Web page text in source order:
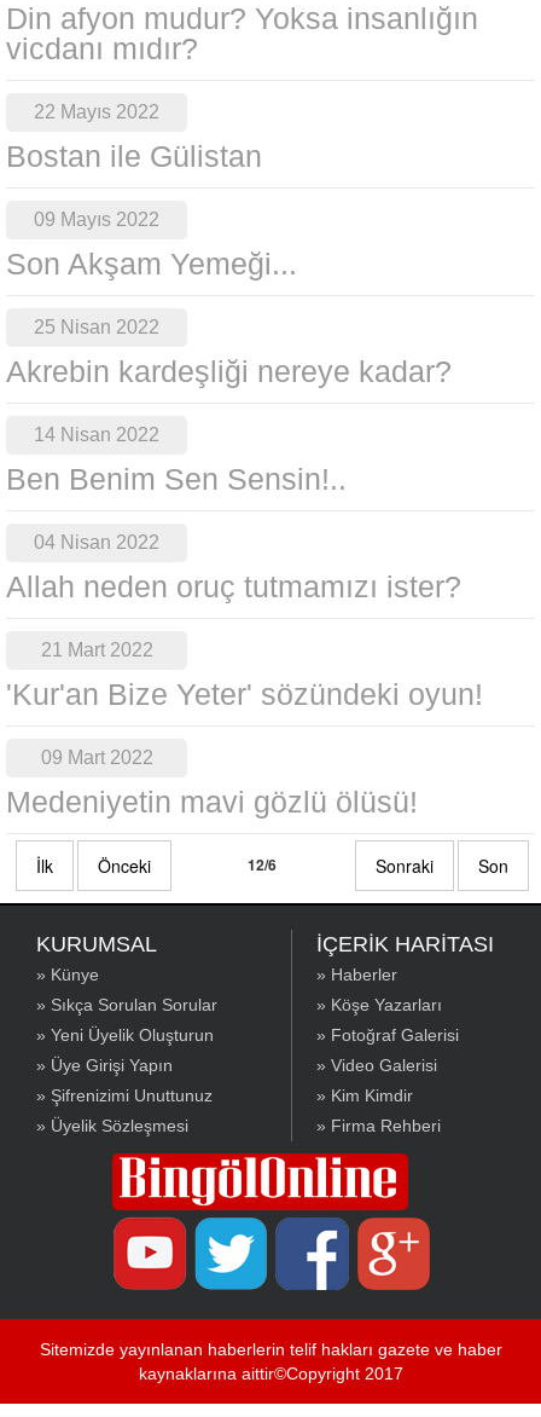
Din afyon mudur? Yoksa insanlığın
vicdanı mıdır?
22 Mayıs 2022
Bostan ile Gülistan
09 Mayıs 2022
Son Akşam Yemeği...
25 Nisan 2022
Akrebin kardeşliği nereye kadar?
14 Nisan 2022
Ben Benim Sen Sensin!..
04 Nisan 2022
Allah neden oruç tutmamızı ister?
21 Mart 2022
'Kur'an Bize Yeter' sözündeki oyun!
09 Mart 2022
Medeniyetin mavi gözlü ölüsü!
İlk Önceki 12/6 Sonraki Son
KURUMSAL
» Künye
» Sıkça Sorulan Sorular
» Yeni Üyelik Oluşturun
» Üye Girişi Yapın
» Şifrenizimi Unuttunuz
» Üyelik Sözleşmesi
İÇERİK HARİTASI
» Haberler
» Köşe Yazarları
» Fotoğraf Galerisi
» Video Galerisi
» Kim Kimdir
» Firma Rehberi
Sitemizde yayınlanan haberlerin telif hakları gazete ve haber
kaynaklarına aittir©Copyright 2017